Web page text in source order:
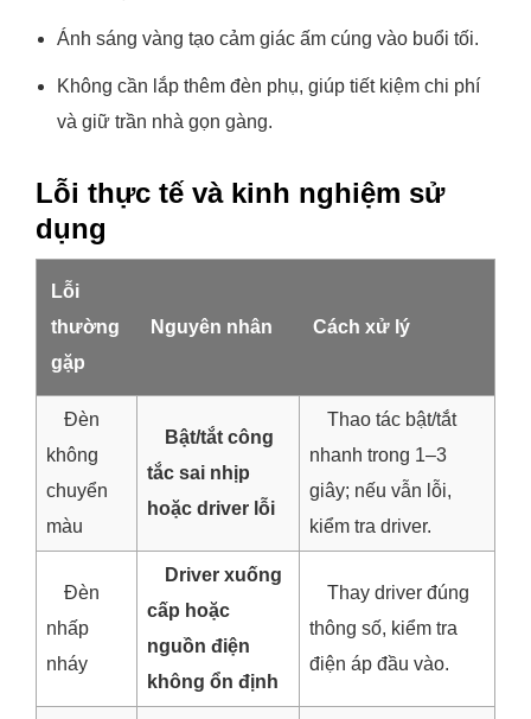
Ánh sáng vàng tạo cảm giác ấm cúng vào buổi tối.
Không cần lắp thêm đèn phụ, giúp tiết kiệm chi phí
và giữ trần nhà gọn gàng.
Lỗi thực tế và kinh nghiệm sử
dụng
Lỗi
thường
gặp
Nguyên nhân Cách xử lý
Đèn
không
chuyển
màu
Bật/tắt công
tắc sai nhịp
hoặc driver lỗi
Thao tác bật/tắt
nhanh trong 1–3
giây; nếu vẫn lỗi,
kiểm tra driver.
Đèn
nhấp
nháy
Driver xuống
cấp hoặc
nguồn điện
không ổn định
Thay driver đúng
thông số, kiểm tra
điện áp đầu vào.